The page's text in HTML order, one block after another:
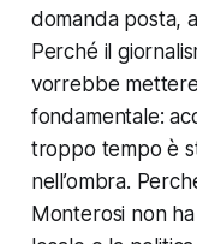
domanda posta,
Perché il
vorrebbe
fondamentale:
troppo tempo è
nell’ombra.
Monterosi non